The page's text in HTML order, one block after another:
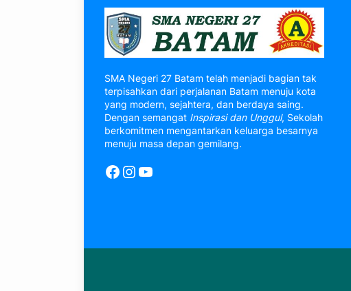
SMA Negeri 27 Batam telah menjadi bagian tak
terpisahkan dari perjalanan Batam menuju kota
yang modern, sejahtera, dan berdaya saing.
Dengan semangat Inspirasi dan Unggul, Sekolah
berkomitmen mengantarkan keluarga besarnya
menuju masa depan gemilang.
Facebook
Instagram
YouTube